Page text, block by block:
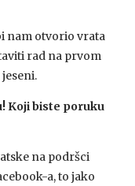
nam otvorio vrata
rad na prvom
Koji biste poruku
na podršci
a, to jako